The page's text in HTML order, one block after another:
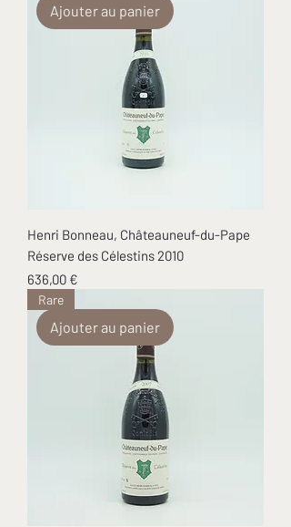
Ajouter au panier
Henri Bonneau, Châteauneuf-du-Pape
Réserve des Célestins 2010
Prix
636,00 €
Ajouter au panier
Rare